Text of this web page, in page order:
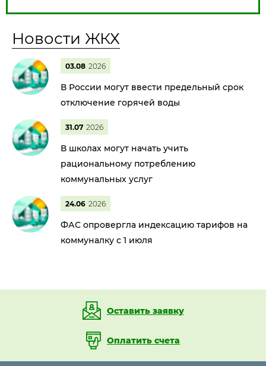
Новости ЖКХ
03.08 2026
В России могут ввести предельный срок
отключение горячей воды
31.07 2026
В школах могут начать учить
рациональному потреблению
коммунальных услуг
24.06 2026
ФАС опровергла индексацию тарифов на
коммуналку с 1 июля
Оставить заявку
Оплатить счета